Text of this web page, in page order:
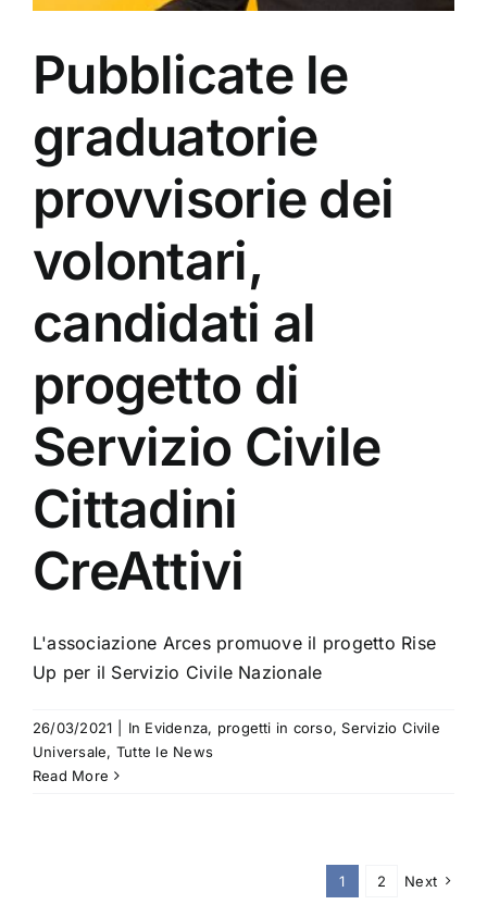
Pubblicate le
graduatorie
provvisorie dei
volontari,
candidati al
progetto di
Servizio Civile
Cittadini
CreAttivi
L'associazione Arces promuove il progetto Rise
Up per il Servizio Civile Nazionale
26/03/2021 In Evidenza, progetti in corso,Servizio Civile
Universale, Tutte le News
Read More
1 2 Next